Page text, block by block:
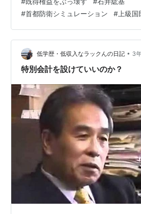
一つを適度に弱めて互いに牽制させ合
の腐敗の抑制 ” と言うのが本質的な話
から言えば日本は官僚による独裁に対
ク機能を持たない官僚主導の上級国民
てしまっています。 agora-web.jp こ
亡に大きく関…
#首都防衛シミュレーション # 上級国
低学歴・低収入なラックんの日記 • 3
特別会計を設けていいのか？